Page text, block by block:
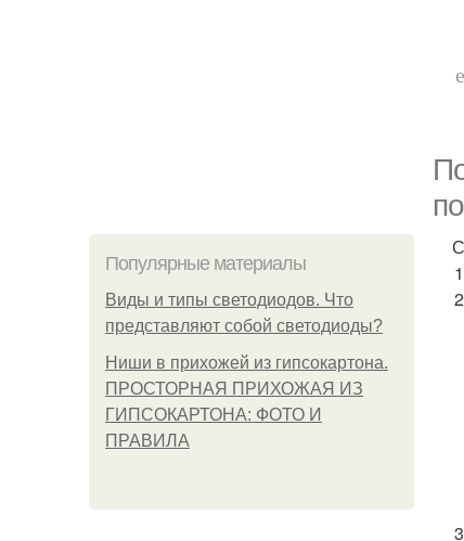
Популярные материалы
Виды и типы светодиодов. Что
представляют собой светодиоды?
Ниши в прихожей из гипсокартона.
ПРОСТОРНАЯ ПРИХОЖАЯ ИЗ
ГИПСОКАРТОНА: ФОТО И
ПРАВИЛА